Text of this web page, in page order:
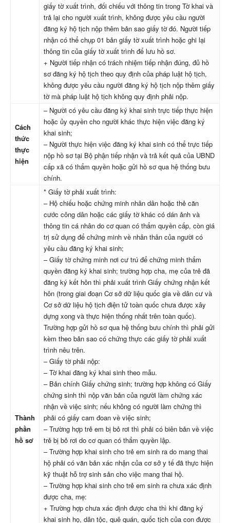
giấy tờ xuất trình, đối chiếu với thông tin trong Tờ khai và
trả lại cho người xuất trình, không được yêu cầu người
đăng ký hộ tịch nộp thêm bản sao giấy tờ đó. Người tiếp
nhận có thể chụp 01 bản giấy tờ xuất trình hoặc ghi lại
thông tin của giấy tờ xuất trình để lưu hồ sơ.
+ Người tiếp nhận có trách nhiệm tiếp nhận đúng, đủ hồ
sơ đăng ký hộ tịch theo quy định của pháp luật hộ tịch,
không được yêu cầu người đăng ký hộ tịch nộp thêm giấy
tờ mà pháp luật hộ tịch không quy định phải nộp.
Cách
thức
thực
hiện
– Người có yêu cầu đăng ký khai sinh trực tiếp thực hiện
hoặc ủy quyền cho người khác thực hiện việc đăng ký
khai sinh;
– Người thực hiện việc đăng ký khai sinh có thể trực tiếp
nộp hồ sơ tại Bộ phận tiếp nhận và trả kết quả của UBND
cấp xã có thẩm quyền hoặc gửi hồ sơ qua hệ thống bưu
chính.
Thành
phần
hồ sơ
* Giấy tờ phải xuất trình:
– Hộ chiếu hoặc chứng minh nhân dân hoặc thẻ căn
cước công dân hoặc các giấy tờ khác có dán ảnh và
thông tin cá nhân do cơ quan có thẩm quyền cấp, còn giá
trị sử dụng để chứng minh về nhân thân của người có
yêu cầu đăng ký khai sinh;
– Giấy tờ chứng minh nơi cư trú để chứng minh thẩm
quyền đăng ký khai sinh; trường hợp cha, mẹ của trẻ đã
đăng ký kết hôn thì phải xuất trình Giấy chứng nhận kết
hôn (trong giai đoạn Cơ sở dữ liệu quốc gia về dân cư và
Cơ sở dữ liệu hộ tịch điện tử toàn quốc chưa được xây
dựng xong và thực hiện thống nhất trên toàn quốc).
Trường hợp gửi hồ sơ qua hệ thống bưu chính thì phải gửi
kèm theo bản sao có chứng thực các giấy tờ phải xuất
trình nêu trên.
– Giấy tờ phải nộp:
– Tờ khai đăng ký khai sinh theo mẫu.
– Bản chính Giấy chứng sinh; trường hợp không có Giấy
chứng sinh thì nộp văn bản của người làm chứng xác
nhận về việc sinh; nếu không có người làm chứng thì
phải có giấy cam đoan về việc sinh;
– Trường hợp trẻ em bị bỏ rơi thì phải có biên bản về việc
trẻ bị bỏ rơi do cơ quan có thẩm quyền lập.
– Trường hợp khai sinh cho trẻ em sinh ra do mang thai
hộ phải có văn bản xác nhận của cơ sở y tế đã thực hiện
kỹ thuật hỗ trợ sinh sản cho việc mang thai hộ.
– Trường hợp khai sinh cho trẻ em sinh ra chưa xác định
được cha, mẹ:
+ Trường hợp chưa xác định được cha thì khi đăng ký
khai sinh họ, dân tộc, quê quán, quốc tịch của con được